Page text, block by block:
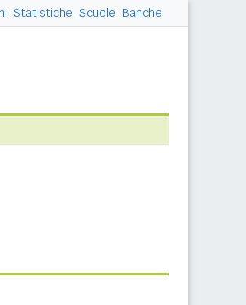
Statistiche Scuole Banche